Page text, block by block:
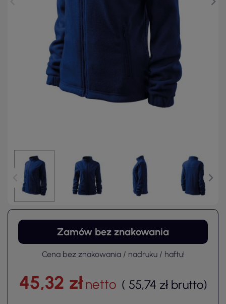
Zamów bez znakowania
Cena bez znakowania / nadruku / haftu!
45,32 złnetto ( 55,74 zł brutto)